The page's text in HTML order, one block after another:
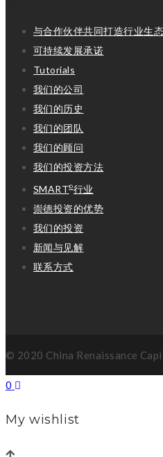
与合作伙伴共同打造行业生
可持续发展承诺
Tutorials
我们的公司
我们的历史
我们的团队
我们的顾问
我们的投资方法
SMART©行业
崇德投资的优势
我们的投资
新闻与见解
联系方式
© 2020 China Renaissance
0
My wishlist